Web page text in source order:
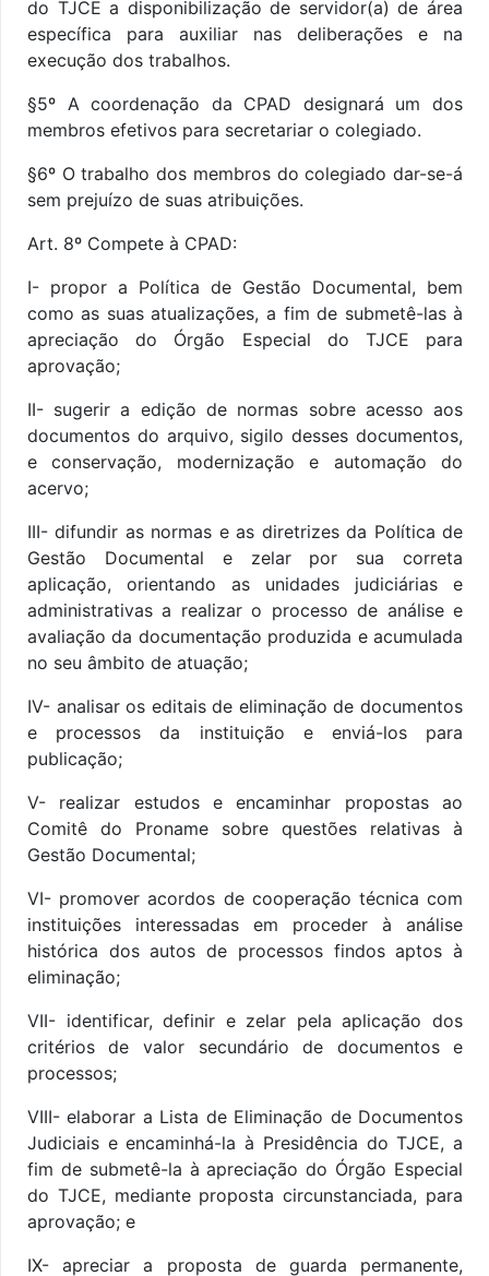
do TJCE a disponibilização de servidor(a) de área
específica para auxiliar nas deliberações e na
execução dos trabalhos.
§5º A coordenação da CPAD designará um dos
membros efetivos para secretariar o colegiado.
§6º O trabalho dos membros do colegiado dar-se-á
sem prejuízo de suas atribuições.
Art. 8º Compete à CPAD:
I- propor a Política de Gestão Documental, bem
como as suas atualizações, a fim de submetê-las à
apreciação do Órgão Especial do TJCE para
aprovação;
II- sugerir a edição de normas sobre acesso aos
documentos do arquivo, sigilo desses documentos,
e conservação, modernização e automação do
acervo;
III-difundir as normas e as diretrizes da Política de
Gestão Documental e zelar por sua correta
aplicação, orientando as unidades judiciárias e
administrativas a realizar o processo de análise e
avaliação da documentação produzida e acumulada
no seu âmbito de atuação;
IV- analisar os editais de eliminação de documentos
e processos da instituição e enviá-los para
publicação;
V- realizar estudos e encaminhar propostas ao
Comitê do Proname sobre questões relativas à
Gestão Documental;
VI- promover acordos de cooperação técnica com
instituições interessadas em proceder à análise
histórica dos autos de processos findos aptos à
eliminação;
VII- identificar, definir e zelar pela aplicação dos
critérios de valor secundário de documentos e
processos;
VIII- elaborar a Lista de Eliminação de Documentos
Judiciais e encaminhá-la à Presidência do TJCE, a
fim de submetê-la à apreciação do Órgão Especial
do TJCE, mediante proposta circunstanciada, para
aprovação; e
IX- apreciar a proposta de guarda permanente,